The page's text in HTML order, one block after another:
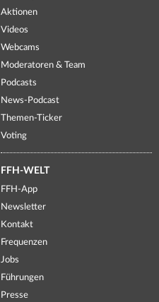
Aktionen
Videos
Webcams
Moderatoren & Team
Podcasts
News-Podcast
Themen-Ticker
Voting
FFH-WELT
FFH-App
Newsletter
Kontakt
Frequenzen
Jobs
Führungen
Presse